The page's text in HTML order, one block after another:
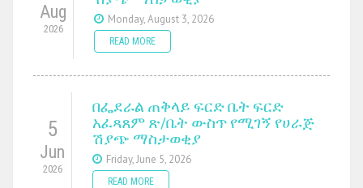
Aug
2026
Monday, August 3, 2026
READ MORE
5
Jun
2026
በፌደራል ጠቅላይ ፍርድ ቤት ፍርድ
አፈጻጸም ጽ/ቤት ውስጥ የሚገኝ የሀራጅ
ሽያጭ ማስታወቂያ
Friday, June 5, 2026
READ MORE